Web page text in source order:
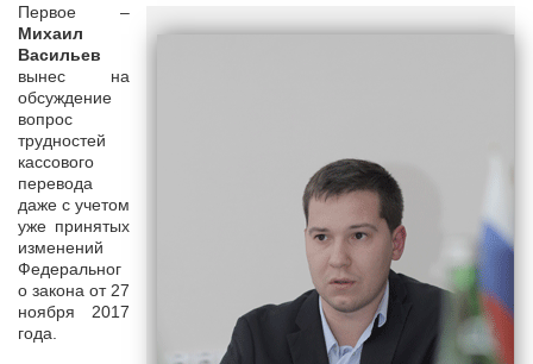
Первое –
Михаил
Васильев
вынес на
обсуждение
вопрос
трудностей
кассового
перевода
даже с учетом
уже принятых
изменений
Федеральног
о закона от 27
ноября 2017
года.